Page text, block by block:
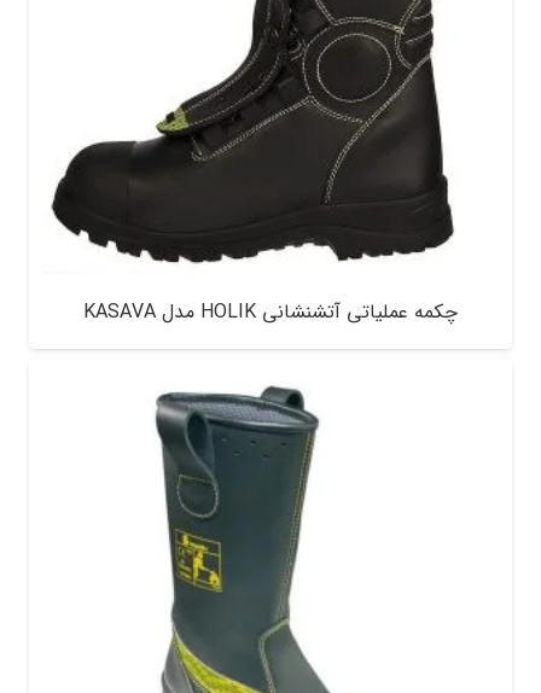
چکمه عملیاتی آتشنشانی HOLIK مدل KASAVA